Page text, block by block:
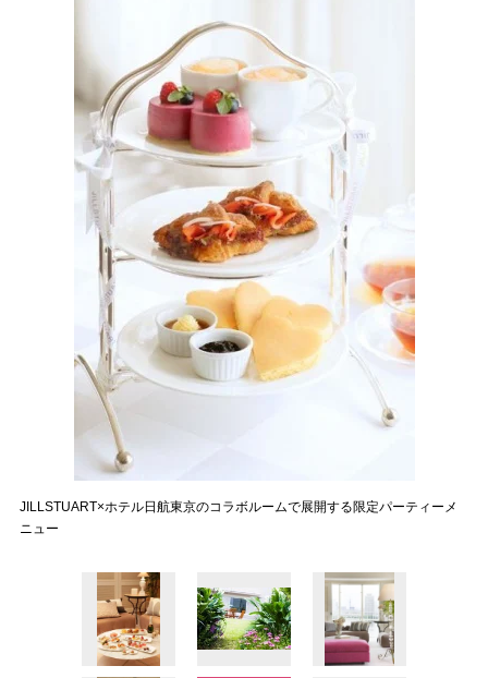
JILLSTUART×ホテル日航東京のコラボルームで展開する限定パーティーメ
ニュー